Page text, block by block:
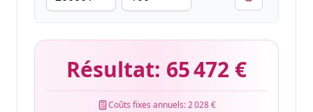
Résultat: 65 472 €
Coûts fixes annuels:2 028 €